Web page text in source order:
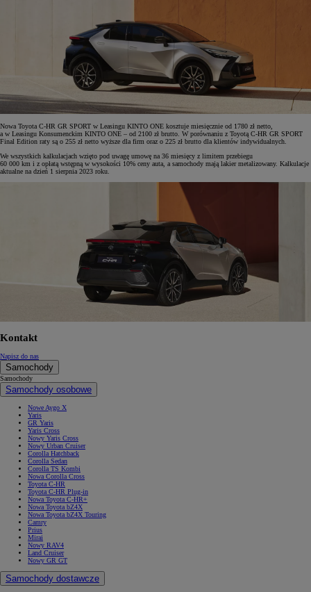
Nowa Toyota C-HR GR SPORT w Leasingu KINTO ONE kosztuje miesięcznie od 1780 zł netto,
a w Leasingu Konsumenckim KINTO ONE – od 2100 zł brutto. W porównaniu z Toyotą C-HR GR SPORT
Final Edition raty są o 255 zł netto wyższe dla firm oraz o 225 zł brutto dla klientów indywidualnych.
We wszystkich kalkulacjach wzięto pod uwagę umowę na 36 miesięcy z limitem przebiegu
60 000 km i z opłatą wstępną w wysokości 10% ceny auta, a samochody mają lakier metalizowany. Kalkulacje
aktualne na dzień 1 sierpnia 2023 roku.
Kontakt
Napisz do nas
Samochody
Samochody
Samochody osobowe
Nowe Aygo X
Yaris
GR Yaris
Yaris Cross
Nowy Yaris Cross
Nowy Urban Cruiser
Corolla Hatchback
Corolla Sedan
Corolla TS Kombi
Nowa Corolla Cross
Toyota C-HR
Toyota C-HR Plug-in
Nowa Toyota C-HR+
Nowa Toyota bZ4X
Nowa Toyota bZ4X Touring
Camry
Prius
Mirai
Nowy RAV4
Land Cruiser
Nowy GR GT
Samochody dostawcze